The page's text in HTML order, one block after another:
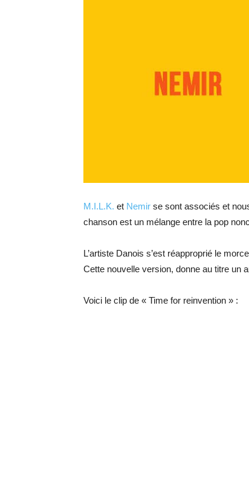
M.I.L.K. et Nemir se sont associés et
chanson est un mélange entre la pop
L’artiste Danois s’est réapproprié le
Cette nouvelle version, donne au titre un
Voici le clip de « Time for reinvention » :